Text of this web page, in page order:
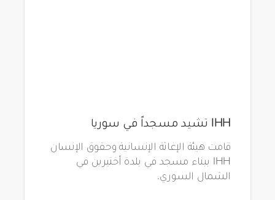
IHH تشيد مسجداً في سوريا
قامت هيئة الإغاثة الإنسانية وحقوق الإنسان
IHH ببناء مسجد في بلدة أختيرين في
الشمال السوري.